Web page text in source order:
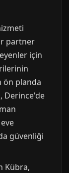
partner
için
ön planda
Derince'de
güvenliği
Kübra,